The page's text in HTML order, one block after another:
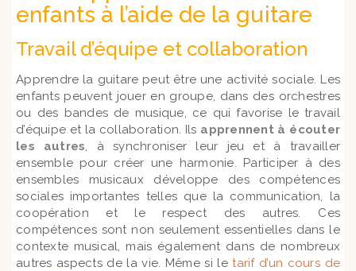
enfants à l’aide de la guitare
Travail d’équipe et collaboration
Apprendre la guitare peut être une activité sociale. Les
enfants peuvent jouer en groupe, dans des orchestres
ou des bandes de musique, ce qui favorise le travail
d’équipe et la collaboration. Ils apprennent à écouter
les autres , à synchroniser leur jeu et à travailler
ensemble pour créer une harmonie. Participer à des
ensembles musicaux développe des compétences
sociales importantes telles que la communication, la
coopération et le respect des autres. Ces
compétences sont non seulement essentielles dans le
contexte musical, mais également dans de nombreux
autres aspects de la vie. Même si letarif d’un cours de